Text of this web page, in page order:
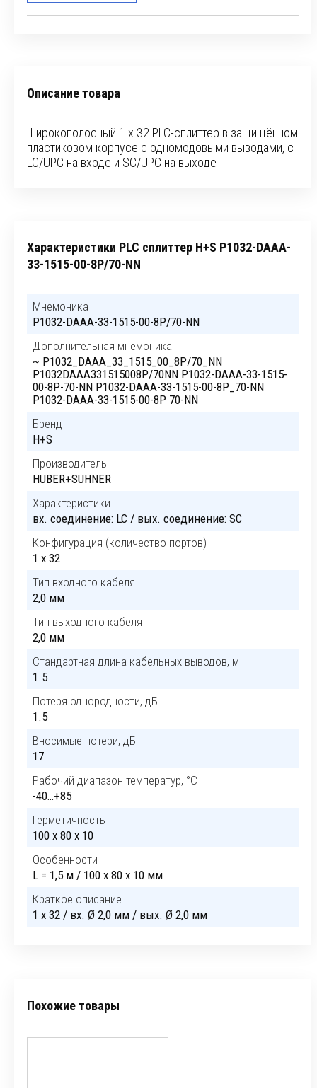
Описание товара
Широкополосный 1 x 32 PLC-сплиттер в защищённом
пластиковом корпусе с одномодовыми выводами, с
LC/UPC на входе и SC/UPC на выходе
Характеристики PLC сплиттер H+S P1032-DAAA-
33-1515-00-8P/70-NN
Мнемоника
P1032-DAAA-33-1515-00-8P/70-NN
Дополнительная мнемоника
~ P1032_DAAA_33_1515_00_8P/70_NN
P1032DAAA331515008P/70NN P1032-DAAA-33-1515-
00-8P-70-NN P1032-DAAA-33-1515-00-8P_70-NN
P1032-DAAA-33-1515-00-8P 70-NN
Бренд
H+S
Производитель
HUBER+SUHNER
Характеристики
вх. cоединение: LC / вых. cоединение: SC
Конфигурация (количество портов)
1 x 32
Тип входного кабеля
2,0 мм
Тип выходного кабеля
2,0 мм
Стандартная длина кабельных выводов, м
1.5
Потеря однородности, дБ
1.5
Вносимые потери, дБ
17
Рабочий диапазон температур, °C
-40…+85
Герметичность
100 x 80 x 10
Особенности
L = 1,5 м / 100 x 80 x 10 мм
Краткое описание
1 x 32 / вх. Ø 2,0 мм / вых. Ø 2,0 мм
Похожие товары